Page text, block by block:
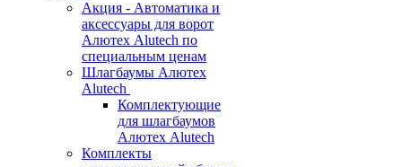
Акция - Автоматика и
аксессуары для ворот
Алютех Alutech по
специальным ценам
Шлагбаумы Алютех
Alutech
Комплектующие
для шлагбаумов
Алютех Alutech
Комплекты